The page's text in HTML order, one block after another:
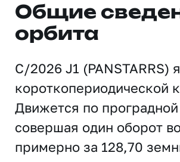
Общие
орбита
C/2026 J1 (PANSTARRS)
короткопериодической
Движется по
совершая один оборот
примерно за 128,70